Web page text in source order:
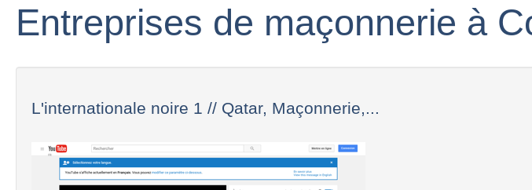
Entreprises de maçonnerie à
L'internationale noire 1 // Qatar, Maçonnerie,...